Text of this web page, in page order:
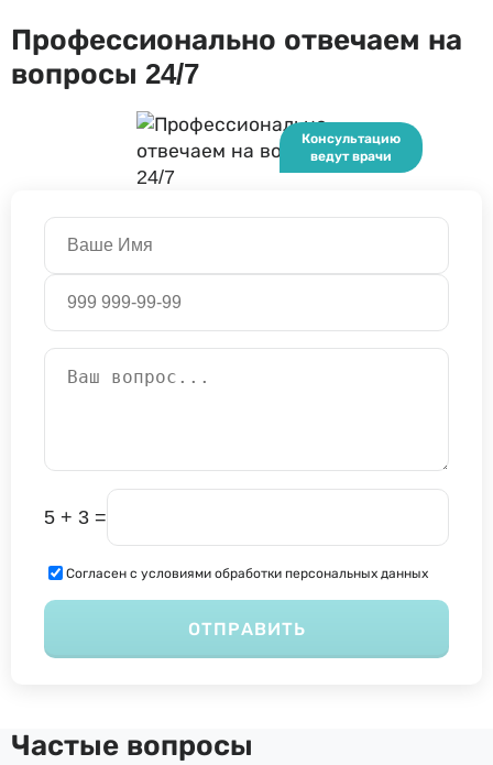
Профессионально отвечаем на
вопросы 24/7
5 + 3 =
Согласен с условиями обработки персональных данных
ОТПРАВИТЬ
Частые вопросы